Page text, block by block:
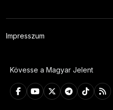
Impresszum
Kövesse a Magyar Jelent